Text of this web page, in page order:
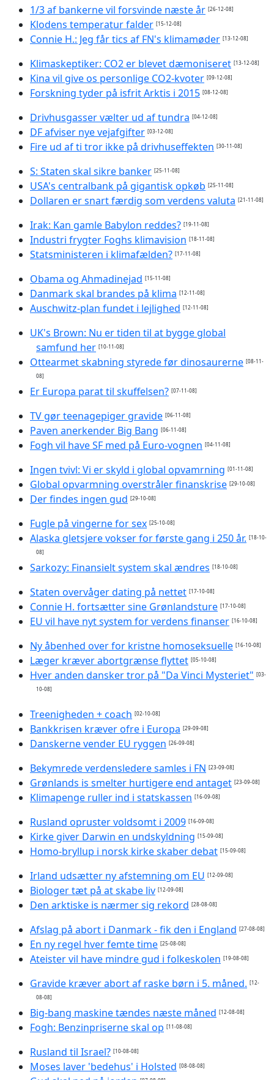
1/3 af bankerne vil forsvinde næste år [26-12-08]
Klodens temperatur falder [15-12-08]
Connie H.: Jeg får tics af FN's klimamøder [13-12-08]
Klimaskeptiker: CO2 er blevet dæmoniseret [13-12-08]
Kina vil give os personlige CO2-kvoter [09-12-08]
Forskning tyder på isfrit Arktis i 2015 [08-12-08]
Drivhusgasser vælter ud af tundra [04-12-08]
DF afviser nye vejafgifter [03-12-08]
Fire ud af ti tror ikke på drivhuseffekten [30-11-08]
S: Staten skal sikre banker [25-11-08]
USA's centralbank på gigantisk opkøb [25-11-08]
Dollaren er snart færdig som verdens valuta [21-11-08]
Irak: Kan gamle Babylon reddes? [19-11-08]
Industri frygter Foghs klimavision [18-11-08]
Statsministeren i klimafælden? [17-11-08]
Obama og Ahmadinejad [15-11-08]
Danmark skal brandes på klima [12-11-08]
Auschwitz-plan fundet i lejlighed [12-11-08]
UK's Brown: Nu er tiden til at bygge global
samfund her [10-11-08]
Ottearmet skabning styrede før dinosaurerne [08-11-
08]
Er Europa parat til skuffelsen? [07-11-08]
TV gør teenagepiger gravide [06-11-08]
Paven anerkender Big Bang [06-11-08]
Fogh vil have SF med på Euro-vognen [04-11-08]
Ingen tvivl: Vi er skyld i global opvamrning [01-11-08]
Global opvarmning overstråler finanskrise [29-10-08]
Der findes ingen gud [29-10-08]
Fugle på vingerne for sex [25-10-08]
Alaska gletsjere vokser for første gang i 250 år. [18-10-
08]
Sarkozy: Finansielt system skal ændres [18-10-08]
Staten overvåger dating på nettet [17-10-08]
Connie H. fortsætter sine Grønlandsture [17-10-08]
EU vil have nyt system for verdens finanser [16-10-08]
Ny åbenhed over for kristne homoseksuelle [16-10-08]
Læger kræver abortgrænse flyttet [05-10-08]
Hver anden dansker tror på "Da Vinci Mysteriet" [03-
10-08]
Treenigheden + coach [02-10-08]
Bankkrisen kræver ofre i Europa [29-09-08]
Danskerne vender EU ryggen [26-09-08]
Bekymrede verdensledere samles i FN [23-09-08]
Grønlands is smelter hurtigere end antaget [23-09-08]
Klimapenge ruller ind i statskassen [16-09-08]
Rusland opruster voldsomt i 2009 [16-09-08]
Kirke giver Darwin en undskyldning [15-09-08]
Homo-bryllup i norsk kirke skaber debat [15-09-08]
Irland udsætter ny afstemning om EU [12-09-08]
Biologer tæt på at skabe liv [12-09-08]
Den arktiske is nærmer sig rekord [28-08-08]
Afslag på abort i Danmark - fik den i England [27-08-08]
En ny regel hver femte time [25-08-08]
Ateister vil have mindre gud i folkeskolen [19-08-08]
Gravide kræver abort af raske børn i 5. måned. [12-
08-08]
Big-bang maskine tændes næste måned [12-08-08]
Fogh: Benzinpriserne skal op [11-08-08]
Rusland til Israel? [10-08-08]
Moses laver 'bedehus' i Holsted [08-08-08]